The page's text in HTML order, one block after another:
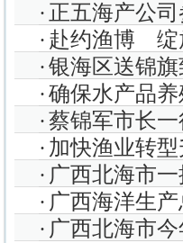
· 正五海产公
1-3)
· 赴约渔博 绽
·银海区送锦
·确保水产品
·蔡锦军市长
15)
· 加快渔业转
· 广西北海市
4-22)
· 广西海洋生
· 广西北海市